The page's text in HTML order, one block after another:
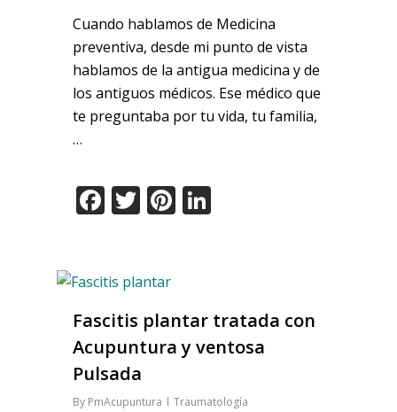
Cuando hablamos de Medicina
preventiva, desde mi punto de vista
hablamos de la antigua medicina y de
los antiguos médicos. Ese médico que
te preguntaba por tu vida, tu familia,
…
Facebook
TwitterPinterest
Fascitis plantar tratada con
Acupuntura y ventosa
Pulsada
By PmAcupuntura Traumatología